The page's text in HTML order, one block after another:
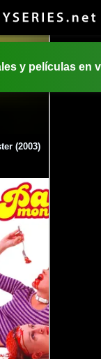
y películas en
(2003)